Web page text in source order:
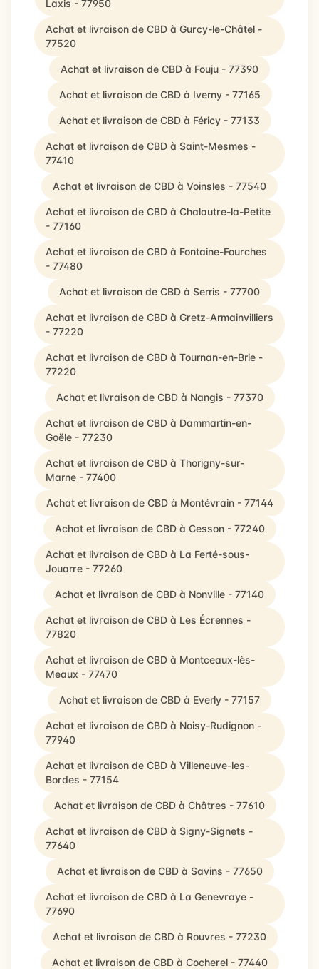
Laxis - 77950
Achat et livraison de CBD à Gurcy-le-Châtel -
77520
Achat et livraison de CBD à Fouju - 77390
Achat et livraison de CBD à Iverny - 77165
Achat et livraison de CBD à Féricy - 77133
Achat et livraison de CBD à Saint-Mesmes -
77410
Achat et livraison de CBD à Voinsles - 77540
Achat et livraison de CBD à Chalautre-la-Petite
- 77160
Achat et livraison de CBD à Fontaine-Fourches
- 77480
Achat et livraison de CBD à Serris - 77700
Achat et livraison de CBD à Gretz-Armainvilliers
- 77220
Achat et livraison de CBD à Tournan-en-Brie -
77220
Achat et livraison de CBD à Nangis - 77370
Achat et livraison de CBD à Dammartin-en-
Goële - 77230
Achat et livraison de CBD à Thorigny-sur-
Marne - 77400
Achat et livraison de CBD à Montévrain - 77144
Achat et livraison de CBD à Cesson - 77240
Achat et livraison de CBD à La Ferté-sous-
Jouarre - 77260
Achat et livraison de CBD à Nonville - 77140
Achat et livraison de CBD à Les Écrennes -
77820
Achat et livraison de CBD à Montceaux-lès-
Meaux - 77470
Achat et livraison de CBD à Everly - 77157
Achat et livraison de CBD à Noisy-Rudignon -
77940
Achat et livraison de CBD à Villeneuve-les-
Bordes - 77154
Achat et livraison de CBD à Châtres - 77610
Achat et livraison de CBD à Signy-Signets -
77640
Achat et livraison de CBD à Savins - 77650
Achat et livraison de CBD à La Genevraye -
77690
Achat et livraison de CBD à Rouvres - 77230
Achat et livraison de CBD à Cocherel - 77440